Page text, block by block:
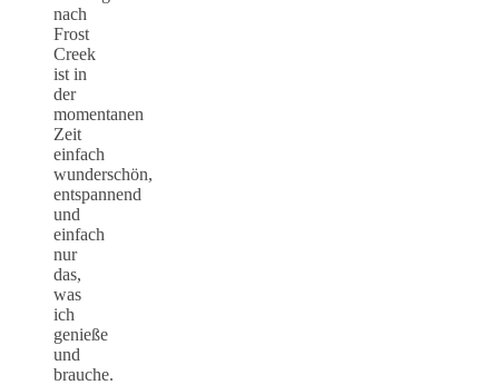
nach
Frost
Creek
ist in
der
momentanen
Zeit
einfach
wunderschön,
entspannend
und
einfach
nur
das,
was
ich
genieße
und
brauche.